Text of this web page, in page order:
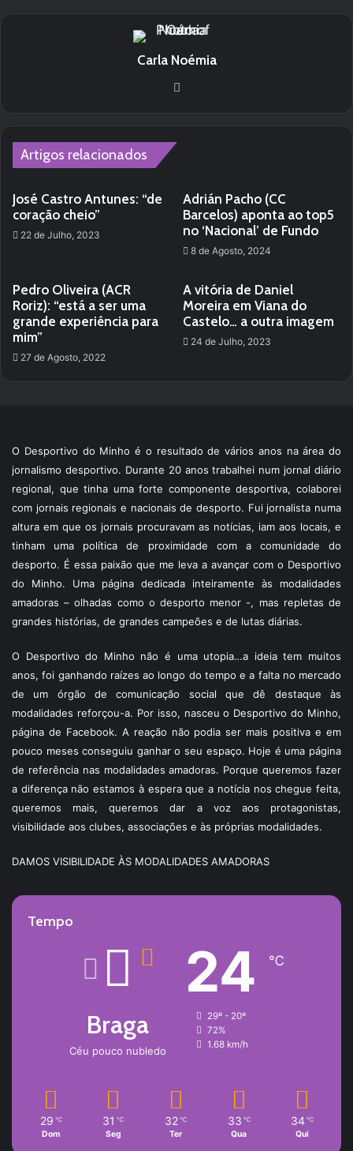
Carla Noémia
Artigos relacionados
José Castro Antunes: “de
coração cheio”
22 de Julho, 2023
Adrián Pacho (CC
Barcelos) aponta ao top5
no ‘Nacional’ de Fundo
8 de Agosto, 2024
Pedro Oliveira (ACR
Roriz): “está a ser uma
grande experiência para
mim”
27 de Agosto, 2022
A vitória de Daniel
Moreira em Viana do
Castelo… a outra imagem
24 de Julho, 2023
O Desportivo do Minho é o resultado de vários anos na área do
jornalismo desportivo. Durante 20 anos trabalhei num jornal diário
regional, que tinha uma forte componente desportiva, colaborei
com jornais regionais e nacionais de desporto. Fui jornalista numa
altura em que os jornais procuravam as notícias, iam aos locais, e
tinham uma política de proximidade com a comunidade do
desporto. É essa paixão que me leva a avançar com o Desportivo
do Minho. Uma página dedicada inteiramente às modalidades
amadoras – olhadas como o desporto menor -, mas repletas de
grandes histórias, de grandes campeões e de lutas diárias.
O Desportivo do Minho não é uma utopia…a ideia tem muitos
anos, foi ganhando raízes ao longo do tempo e a falta no mercado
de um órgão de comunicação social que dê destaque às
modalidades reforçou-a. Por isso, nasceu o Desportivo do Minho,
página de Facebook. A reação não podia ser mais positiva e em
pouco meses conseguiu ganhar o seu espaço. Hoje é uma página
de referência nas modalidades amadoras. Porque queremos fazer
a diferença não estamos à espera que a notícia nos chegue feita,
queremos mais, queremos dar a voz aos protagonistas,
visibilidade aos clubes, associações e às próprias modalidades.
DAMOS VISIBILIDADE ÀS MODALIDADES AMADORAS
Tempo
Braga
Céu pouco nubledo
24 ℃
29º - 20º
72%
1.68 km/h
29 ℃
Dom
31 ℃
Seg
32 ℃
Ter
33 ℃
Qua
34 ℃
Qui